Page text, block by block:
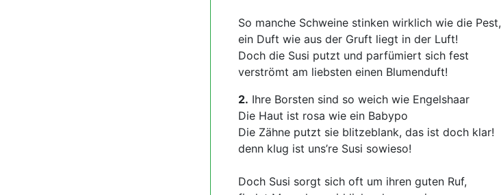
So manche Schweine stinken wirklich wie die Pest,
ein Duft wie aus der Gruft liegt in der Luft!
Doch die Susi putzt und parfümiert sich fest
verströmt am liebsten einen Blumenduft!
2. Ihre Borsten sind so weich wie Engelshaar
Die Haut ist rosa wie ein Babypo
Die Zähne putzt sie blitzeblank, das ist doch klar!
denn klug ist uns’re Susi sowieso!
Doch Susi sorgt sich oft um ihren guten Ruf,